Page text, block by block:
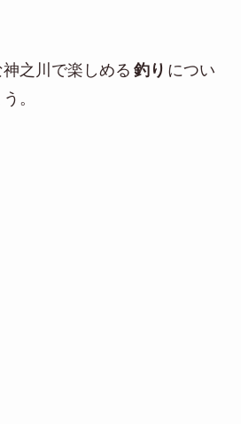
之川で楽しめる 釣り につい
。